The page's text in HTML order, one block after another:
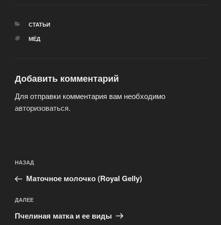
РУБРИКИ
СТАТЬИ
МЕТКИ
МЁД
Добавить комментарий
Для отправки комментария вам необходимо
авторизоваться.
по
записям
Предыдущая
запись:
НАЗАД
Маточное молочко (Royal Gelly)
Следующая
запись
ДАЛЕЕ
Пчелиная матка и ее виды